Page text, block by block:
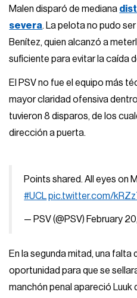
Malen disparó de mediana
severa. La pelota no pudo
Benítez, quien alcanzó a
suficiente para evitar la caída
El PSV no fue el equipo más
mayor claridad ofensiva
tuvieron 8 disparos, de los
dirección a puerta.
Points shared. All eyes on
#UCL pic.twitter.com/
— PSV (@PSV) February
En la segunda mitad, una falta
oportunidad para que se
manchón penal apareció Luuk